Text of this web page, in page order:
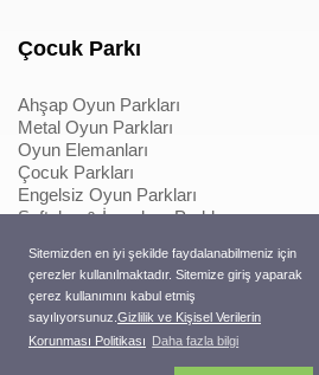
Sitemizden en iyi şekilde faydalanabilmeniz için
çerezler kullanılmaktadır. Sitemize giriş yaparak
çerez kullanımını kabul etmiş
sayılıyorsunuz. Gizlilik ve Kişisel Verilerin
Korunması Politikası Daha fazla bilgi
Çocuk Parkı
Ahşap Oyun Parkları
Metal Oyun Parkları
Oyun Elemanları
Çocuk Parkları
Engelsiz Oyun Parkları
Softplay & İçmekan Parkları
Metal Konstrüksiyonlu İpli Tırmanmalar
Ahşap Konstrüksiyonlu İpli Tırmanmalar
Macera Serisi Ürünleri
Trambolinler
Pergole